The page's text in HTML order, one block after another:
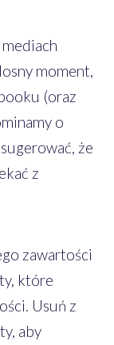
moment,
(oraz
o
że
z
zawartości
które
Usuń z
aby